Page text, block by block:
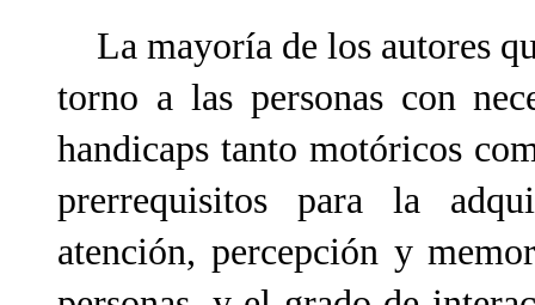
La mayoría de los autores
torno a las personas con
handicaps tanto motóricos
prerrequisitos para la
atención, percepción y